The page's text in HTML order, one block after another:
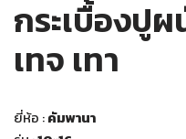
กระเบื้องปูผ
เทจ เทา
ยี่ห้อ :คัมพานา